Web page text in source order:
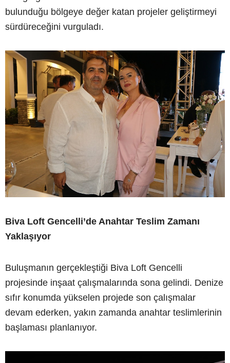
bulunduğu bölgeye değer katan projeler geliştirmeyi
sürdüreceğini vurguladı.
Biva Loft Gencelli’de Anahtar Teslim Zamanı
Yaklaşıyor
Buluşmanın gerçekleştiği Biva Loft Gencelli
projesinde inşaat çalışmalarında sona gelindi. Denize
sıfır konumda yükselen projede son çalışmalar
devam ederken, yakın zamanda anahtar teslimlerinin
başlaması planlanıyor.